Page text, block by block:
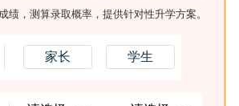
性化服务取得了丰硕的成果：连续5
实施素质教育工作先进学校”等荣誉称
度赞扬，博得了社会的广泛赞誉。 学
绩，测算录取概率，提供针对性升学方案。
家长 学生